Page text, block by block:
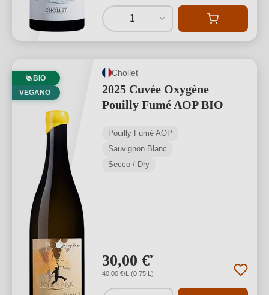
1
BIO
VEGANO
Chollet
2025 Cuvée Oxygène
Pouilly Fumé AOP BIO
Pouilly Fumé AOP
Sauvignon Blanc
Secco / Dry
30,00 €*
40,00 €/L (0,75 L)